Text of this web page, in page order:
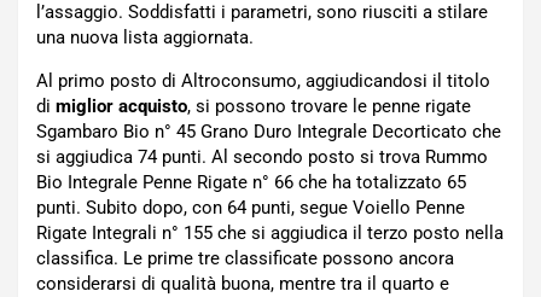
l’assaggio. Soddisfatti i parametri, sono riusciti a stilare
una nuova lista aggiornata.
Al primo posto di Altroconsumo, aggiudicandosi il titolo
di miglior acquisto, si possono trovare le penne rigate
Sgambaro Bio n° 45 Grano Duro Integrale Decorticato che
si aggiudica 74 punti. Al secondo posto si trova Rummo
Bio Integrale Penne Rigate n° 66 che ha totalizzato 65
punti. Subito dopo, con 64 punti, segue Voiello Penne
Rigate Integrali n° 155 che si aggiudica il terzo posto nella
classifica. Le prime tre classificate possono ancora
considerarsi di qualità buona, mentre tra il quarto e